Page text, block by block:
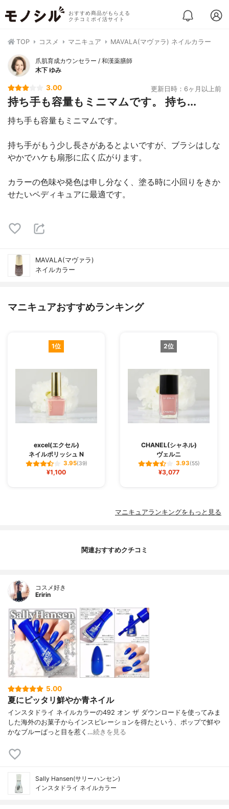
おすすめ商品がもらえる
クチコミポイ活サイト
TOP コスメ マニキュア MAVALA(マヴァラ) ネイルカラー
爪肌育成カウンセラー / 和漢薬膳師
木下 ゆみ
3.00 更新日時：6ヶ月以上前
持ち手も容量もミニマムです。 持ち...
持ち手も容量もミニマムです。
持ち手がもう少し長さがあるとよいですが、ブラシはしな
やかでハケも扇形に広く広がります。
カラーの色味や発色は申し分なく、塗る時に小回りをきか
せたいペディキュアに最適です。
MAVALA(マヴァラ)
ネイルカラー
マニキュアおすすめランキング
1位
excel(エクセル)
ネイルポリッシュ N
3.95(39)
¥1,100
2位
CHANEL(シャネル)
ヴェルニ
3.93(55)
¥3,077
マニキュアランキングをもっと見る
関連おすすめクチコミ
コスメ好き
Eririn
5.00
夏にピッタリ鮮やか青ネイル
インスタドライ ネイルカラーの492 オン ザ ダウンロードを使ってみま
した海外のお菓子からインスピレーションを得たという、ポップで鮮や
かなブルーぱっと目を惹く…続きを見る
Sally Hansen(サリーハンセン)
インスタドライ ネイルカラー